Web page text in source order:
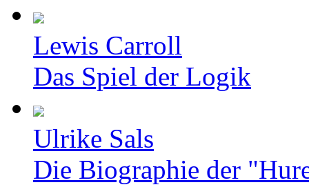
Lewis Carroll
Das Spiel der Logik
Ulrike Sals
Die Biographie der